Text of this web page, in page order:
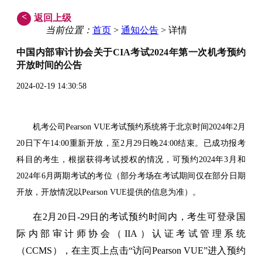
<
返回上级
当前位置： 首页 > 通知公告 > 详情
中国内部审计协会关于CIA考试2024年第一次机考预约
开放时间的公告
2024-02-19 14:30:58
机考公司Pearson VUE考试预约系统将于北京时间2024年2月
20日下午14:00重新开放，至2月29日晚24:00结束。已成功报考
科目的考生，根据获得考试授权的情况，可预约2024年3月和
2024年6月两期考试的考位（部分考场在考试期间仅在部分日期
开放，开放情况以Pearson VUE提供的信息为准）。
在2月20日-29日的考试预约时间内，考生可登录国
际内部审计师协会（IIA）认证考试管理系统
（CCMS），在主页上点击“访问Pearson VUE”进入预约